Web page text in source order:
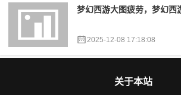
梦幻西游大图疲劳，梦幻西
2025-12-08 17:18:08
关于本站